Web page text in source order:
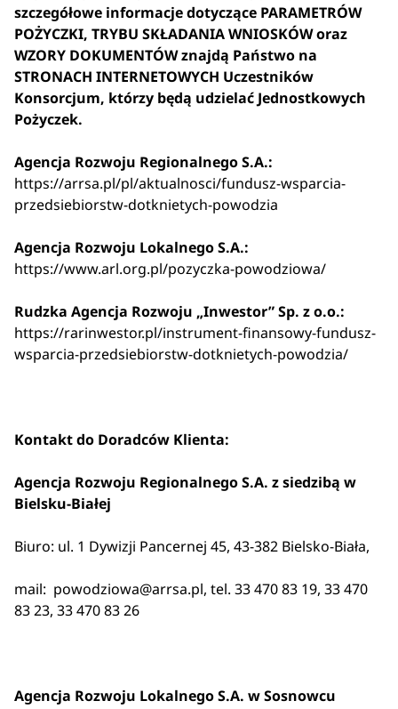
szczegółowe informacje dotyczące PARAMETRÓW
POŻYCZKI, TRYBU SKŁADANIA WNIOSKÓW oraz
WZORY DOKUMENTÓW znajdą Państwo na
STRONACH INTERNETOWYCH Uczestników
Konsorcjum, którzy będą udzielać Jednostkowych
Pożyczek.
Agencja Rozwoju Regionalnego S.A.:
https://arrsa.pl/pl/aktualnosci/fundusz-wsparcia-
przedsiebiorstw-dotknietych-powodzia
Agencja Rozwoju Lokalnego S.A.:
https://www.arl.org.pl/pozyczka-powodziowa/
Rudzka Agencja Rozwoju „Inwestor” Sp. z o.o.:
https://rarinwestor.pl/instrument-finansowy-fundusz-
wsparcia-przedsiebiorstw-dotknietych-powodzia/
Kontakt do Doradców Klienta:
Agencja Rozwoju Regionalnego S.A. z siedzibą w
Bielsku-Białej
Biuro: ul. 1 Dywizji Pancernej 45, 43-382 Bielsko-Biała,
mail: powodziowa@arrsa.pl, tel. 33 470 83 19, 33 470
83 23, 33 470 83 26
Agencja Rozwoju Lokalnego S.A. w Sosnowcu